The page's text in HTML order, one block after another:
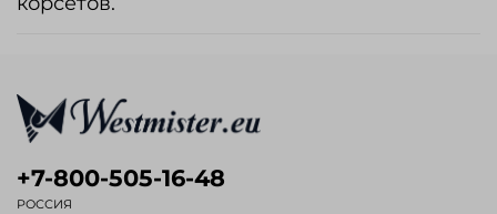
+7-800-505-16-48
РОССИЯ